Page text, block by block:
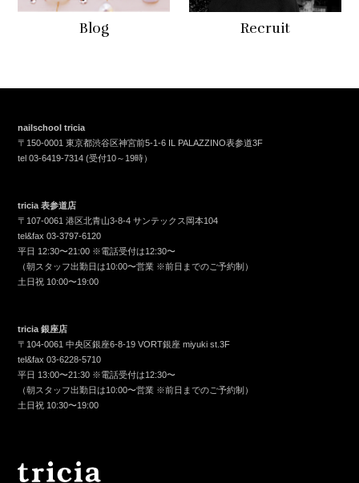
Blog Recruit
nailschool tricia
〒150-0001 東京都渋谷区神宮前5-1-6 IL PALAZZINO表参道3F
tel03-6419-7314 (受付10～19時）
tricia 表参道店
〒107-0061 港区北青山3-8-4 サンテックス岡本104
tel&fax03-3797-6120
平日 12:30〜21:00 ※電話受付は12:30〜
（朝スタッフ出勤日は10:00〜営業 ※前日までのご予約制）
土日祝 10:00〜19:00
tricia 銀座店
〒104-0061 中央区銀座6-8-19 VORT銀座 miyuki st.3F
tel&fax03-6228-5710
平日 13:00〜21:30 ※電話受付は12:30〜
（朝スタッフ出勤日は10:00〜営業 ※前日までのご予約制）
土日祝 10:30〜19:00